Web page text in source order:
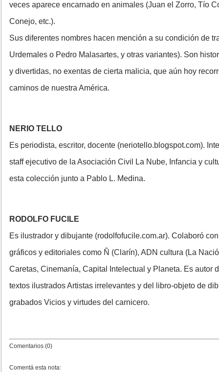
veces aparece encarnado en animales (Juan el Zorro, Tío
Conejo, etc.).
Sus diferentes nombres hacen mención a su condición de
Urdemales o Pedro Malasartes, y otras variantes). Son
y divertidas, no exentas de cierta malicia, que aún hoy
caminos de nuestra América.
NERIO TELLO
Es periodista, escritor, docente (neriotello.blogspot.com).
staff ejecutivo de la Asociación Civil La Nube, Infancia y
esta colección junto a Pablo L. Medina.
RODOLFO FUCILE
Es ilustrador y dibujante (rodolfofucile.com.ar). Colaboró
gráficos y editoriales como Ñ (Clarín), ADN cultura (La
Caretas, Cinemanía, Capital Intelectual y Planeta. Es autor
textos ilustrados Artistas irrelevantes y del libro-objeto de
grabados Vicios y virtudes del carnicero.
Comentarios (0)
Comentá esta nota: